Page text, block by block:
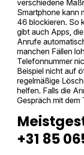
verschiedene
Smartphone kann
46 blockieren. So
gibt auch Apps,
Anrufe
manchen Fällen
Telefonnummer
Beispiel nicht auf
regelmäßige
helfen. Falls die
Gespräch mit dem
+31 85